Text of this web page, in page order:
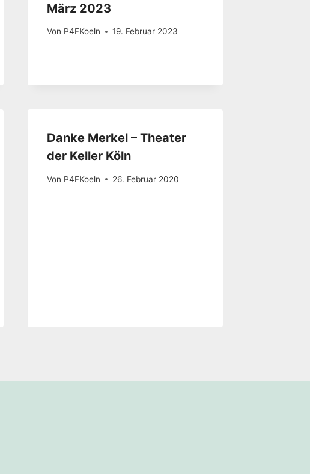
März 2023
Von P4FKoeln 19. Februar 2023
Danke Merkel – Theater
der Keller Köln
Von P4FKoeln 26. Februar 2020